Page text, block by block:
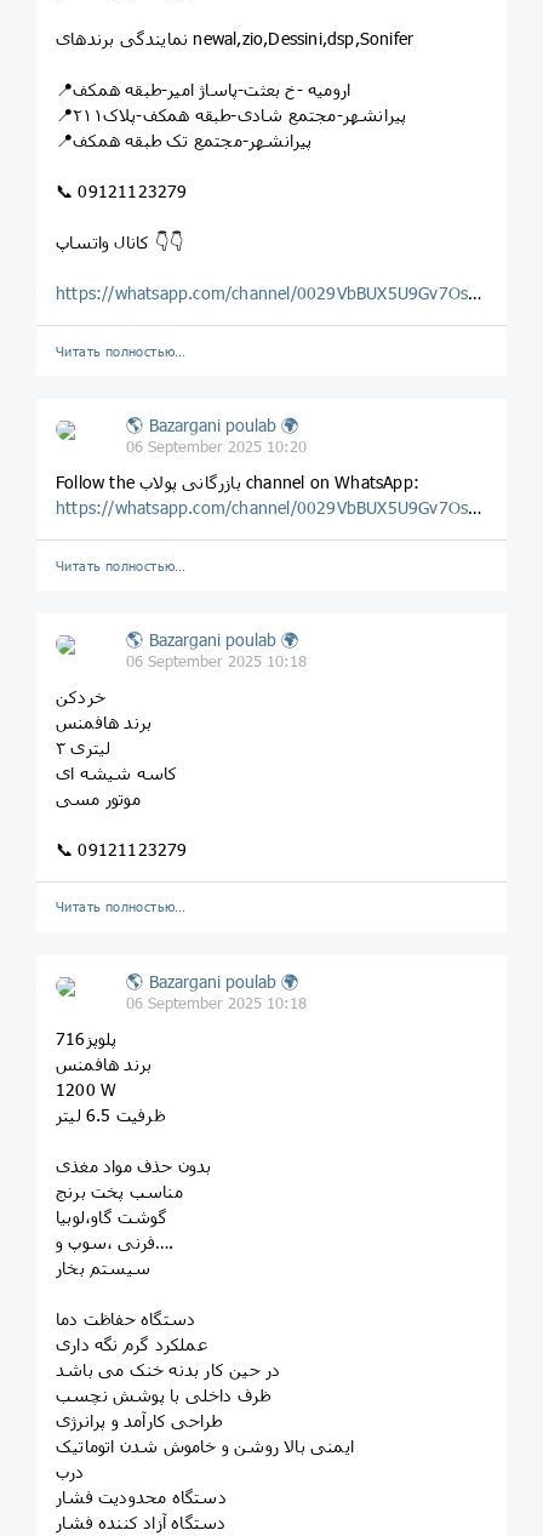
نمایندگی برندهای newal,zio,Dessini,dsp,Sonifer
📍ارومیه -خ بعثت-پاساژ امیر-طبقه همکف
📍پیرانشهر-مجتمع شادی-طبقه همکف-پلاک۲۱۱
📍پیرانشهر-مجتمع تک طبقه همکف
📞 09121123279
کانال واتساپ 👇👇
https://whatsapp.com/channel/0029VbBUX5U9Gv7OsLwF2o0H
Читать полностью…
🌎 Bazargani poulab 🌍
06 September 2025 10:20
‎Follow the بازرگانی پولاب channel on WhatsApp:
https://whatsapp.com/channel/0029VbBUX5U9Gv7OsLwF2o0H
Читать полностью…
🌎 Bazargani poulab 🌍
06 September 2025 10:18
خردکن
برند هافمنس
۳ لیتری
کاسه شیشه ای
موتور مسی
📞 09121123279
Читать полностью…
🌎 Bazargani poulab 🌍
06 September 2025 10:18
716پلوپز
برند هافمنس
1200 W
ظرفیت 6.5 لیتر
بدون حذف مواد مغذی
مناسب پخت برنج
گوشت گاو،لوبیا
فرنی ،سوپ و….
سیستم بخار
دستگاه حفاظت دما
عملکرد گرم نگه داری
در حین کار بدنه خنک می باشد
ظرف داخلی با پوشش نچسب
طراحی کارآمد و پرانرژی
ایمنی بالا روشن و خاموش شدن اتوماتیک
درب
دستگاه محدودیت فشار
دستگاه آزاد کننده فشار